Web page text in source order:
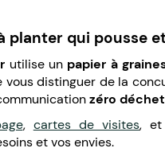
planter qui pousse
utilise un papier à
distinguer de la
zéro déchet
, cartes de visites, et
et vos envies.